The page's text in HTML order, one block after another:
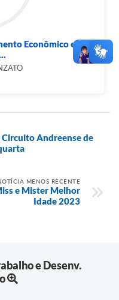
Econômico e
Andreense de
MENOS RECENTE
e Mister Melhor
Idade 2023
e Desenv.